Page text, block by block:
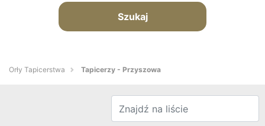
Szukaj
Orły Tapicerstwa Tapicerzy - Przyszowa